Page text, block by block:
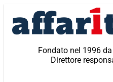
contenuto
Fondato nel 1996
Direttore